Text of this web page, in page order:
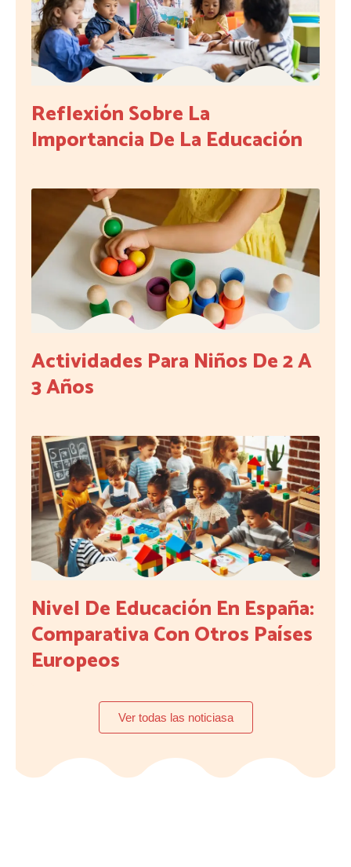
Reflexión Sobre La
Importancia De La Educación
Actividades Para Niños De 2 A
3 Años
Nivel De Educación En España:
Comparativa Con Otros Países
Europeos
Ver todas las noticiasa